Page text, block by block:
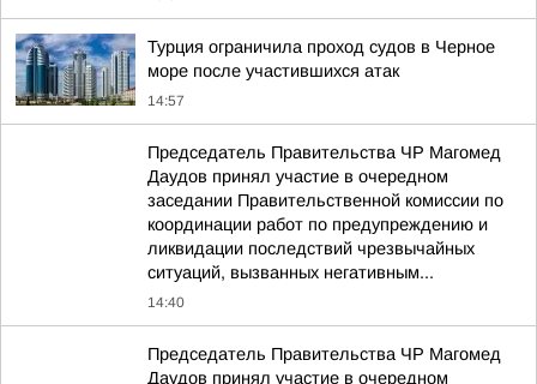
Турция ограничила проход судов в Черное
море после участившихся атак
14:57
Председатель Правительства ЧР Магомед
Даудов принял участие в очередном
заседании Правительственной комиссии по
координации работ по предупреждению и
ликвидации последствий чрезвычайных
ситуаций, вызванных негативным...
14:40
Председатель Правительства ЧР Магомед
Даудов принял участие в очередном